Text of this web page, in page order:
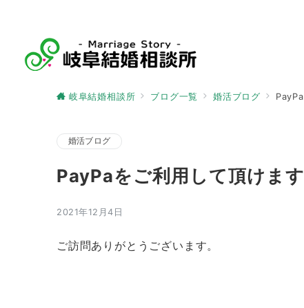
岐阜結婚相談所 ブログ一覧 婚活ブログ
婚活ブログ
PayPaをご利用して頂けます
2021年12月4日
ご訪問ありがとうございます。